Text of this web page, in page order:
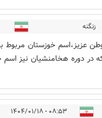
زنگنه
عزیز،اسم خوزستان
در دوره هخامنشیان نیز اسم
۰۸:۵۳ - ۱۴۰۴/۰۱/۱۸